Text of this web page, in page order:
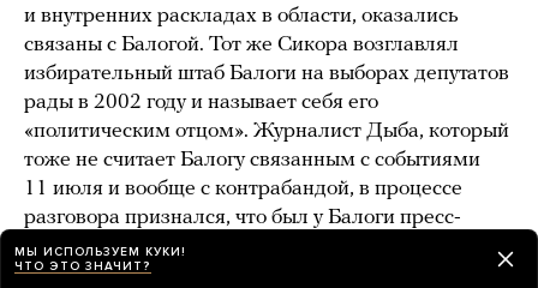
и внутренних раскладах в области, оказались
связаны с Балогой. Тот же Сикора возглавлял
избирательный штаб Балоги на выборах депутатов
рады в 2002 году и называет себя его
«политическим отцом». Журналист Дыба, который
тоже не считает Балогу связанным с событиями
11 июля и вообще с контрабандой, в процессе
разговора признался, что был у Балоги пресс-
секретарем, когда тот возглавлял область, а потом
депутат рады стал крестным приемных детей
МЫ ИСПОЛЬЗУЕМ КУКИ!
ЧТО ЭТО ЗНАЧИТ?